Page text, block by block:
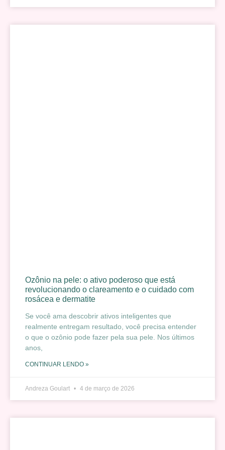
Ozônio na pele: o ativo poderoso que está
revolucionando o clareamento e o cuidado com
rosácea e dermatite
Se você ama descobrir ativos inteligentes que
realmente entregam resultado, você precisa entender
o que o ozônio pode fazer pela sua pele. Nos últimos
anos,
CONTINUAR LENDO »
Andreza Goulart 4 de março de 2026